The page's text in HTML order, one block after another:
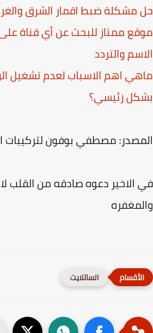
ضبط اقمار الشرق
ممتاز للبحث عن أي قناة على
والتردد
اهم الاسباب لعدم تشغيل
رئيسي؟
مصطفي بوفون لتركيبات
دعوه صادقه من القلب
الساتلايت